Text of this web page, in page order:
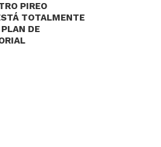
PIREO
TOTALMENTE
DE